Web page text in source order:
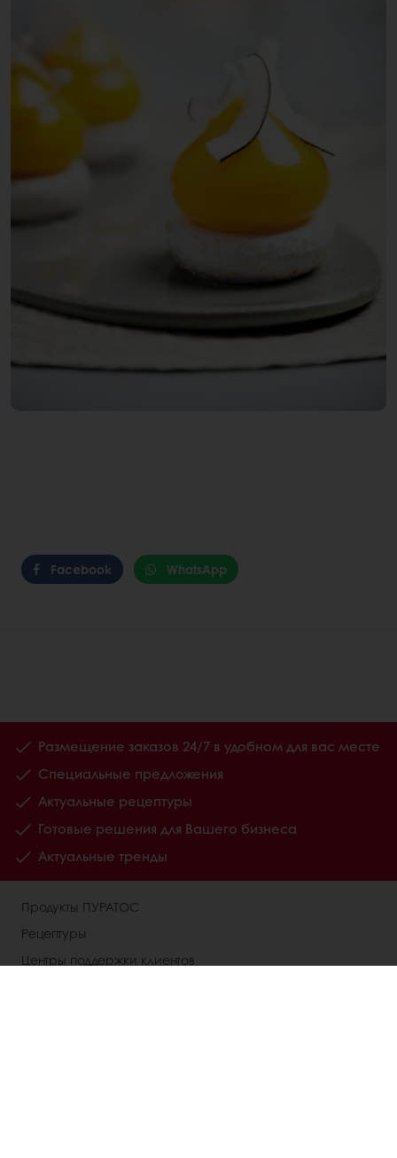
Facebook WhatsApp
Размещение заказов 24/7 в удобном для вас месте
Специальные предложения
Актуальные рецептуры
Готовые решения для Вашего бизнеса
Актуальные тренды
Продукты ПУРАТОС
Рецептуры
Центры поддержки клиентов